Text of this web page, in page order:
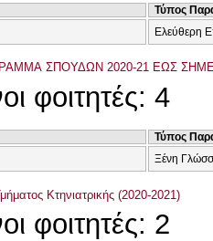
Τύπος
Ελεύθερη
ΣΠΟΥΔΩΝ 2020-21 ΕΩΣ
φοιτητές: 4
Τύπος
Ξένη
Κτηνιατρικής (2020-2021)
φοιτητές: 2